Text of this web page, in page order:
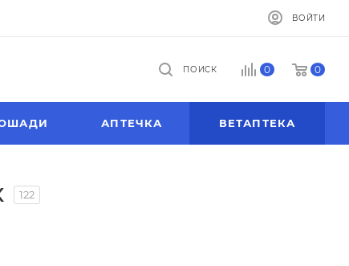
ВОЙТИ
0 0
ПОИСК
АПТЕЧКА ВЕТАПТЕКА
122